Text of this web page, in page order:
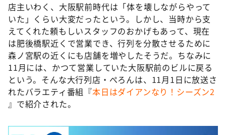
店主いわく、大阪駅前時代は「体を壊しながらやって
いた」くらい大変だったという。しかし、当時から支
えてくれた頼もしいスタッフのおかげもあって、現在
は肥後橋駅近くで営業でき、行列を分散させるために
森ノ宮駅の近くにも店舗を増やしたそうだ。ちなみに
11月には、かつて営業していた大阪駅前のビルに戻る
という。そんな大行列店・ぺろんは、11月1日に放送さ
れたバラエティ番組『本日はダイアンなり！シーズン2
』で紹介された。